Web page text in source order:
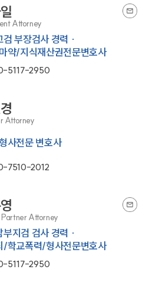
Attorney
검 부장검사 경력 ·
약/지식재산권전문변호사
5117-2950
Attorney
사전문 변호사
7510-2012
Partner Attorney
부지검 검사 경력 ·
/학교폭력/형사전문변호사
5117-2950